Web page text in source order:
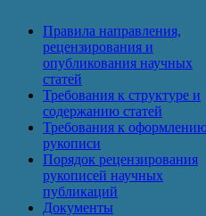
Правила направления,
рецензирования и
опубликования научных
статей
Требования к структуре и
содержанию статей
Требования к
рукописи
Порядок рецензирования
рукописей научных
публикаций
Документы